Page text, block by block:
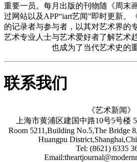
重要一员。每月出版的刊物随《周末
过网站以及APP“iart艺闻”即时更新。
的记录者与参与者，以其对艺术界的
艺术专业人士与艺术爱好者了解艺术
也成为了当代艺术史的
联系我们
《艺术新闻》
上海市黄浦区建国中路10号5号楼
Room 5211,Building No.5,The Bridge
Huangpu
Tel: (8621) 6335